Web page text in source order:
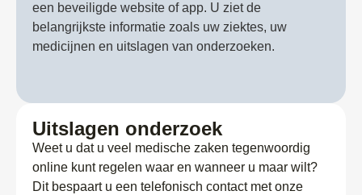
Uitslagen onderzoek
Weet u dat u veel medische zaken tegenwoordig
online kunt regelen waar en wanneer u maar wilt?
Dit bespaart u een telefonisch contact met onze
een beveiligde website of app. U ziet de
belangrijkste informatie zoals uw ziektes, uw
medicijnen en uitslagen van onderzoeken.